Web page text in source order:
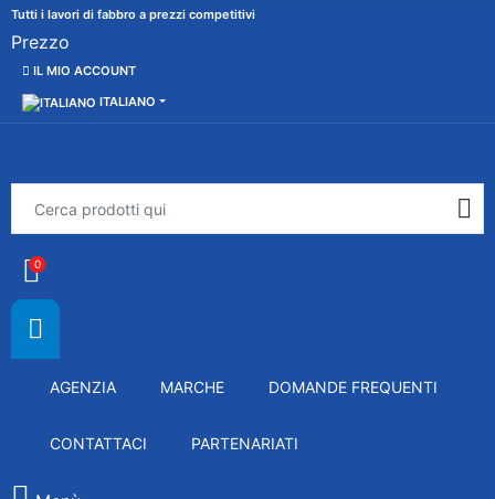
Tutti i lavori di fabbro a prezzi competitivi
Prezzo
IL MIO ACCOUNT
ITALIANO
0
AGENZIA MARCHE DOMANDE FREQUENTI
CONTATTACI PARTENARIATI